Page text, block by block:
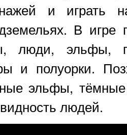
и играть
В игре
люди, эльфы,
и полуорки.
эльфы,
людей.